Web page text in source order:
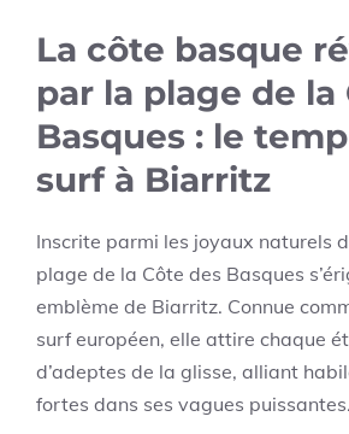
La côte basque
par la plage de la
Basques : le
surf à Biarritz
Inscrite parmi les joyaux naturels
plage de la Côte des Basques
emblème de Biarritz. Connue
surf européen, elle attire chaque
d’adeptes de la glisse, alliant
fortes dans ses vagues puissantes.